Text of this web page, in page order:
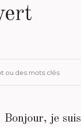
Bonjour, je suis